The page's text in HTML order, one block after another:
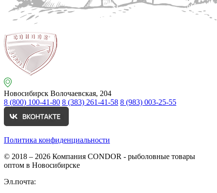
Новосибирск Волочаевская, 204
8 (800) 100-41-80 8 (383) 261-41-58 8 (983) 003-25-55
Политика конфиденциальности
© 2018 – 2026 Компания CONDOR - рыболовные товары
оптом в Новосибирске
Эл.почта: